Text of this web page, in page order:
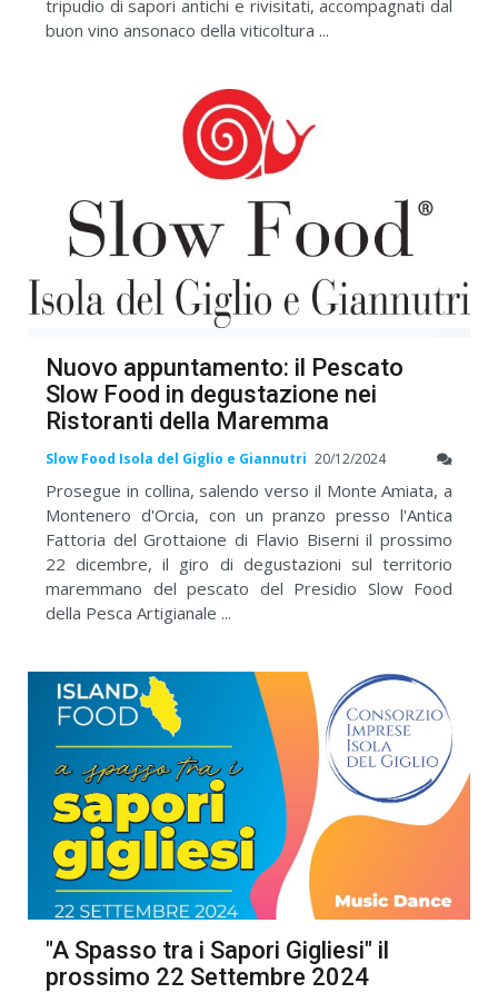
tripudio di sapori antichi e rivisitati, accompagnati dal
buon vino ansonaco della viticoltura ...
Nuovo appuntamento: il Pescato
Slow Food in degustazione nei
Ristoranti della Maremma
Slow Food Isola del Giglio e Giannutri 20/12/2024
Prosegue in collina, salendo verso il Monte Amiata, a
Montenero d'Orcia, con un pranzo presso l'Antica
Fattoria del Grottaione di Flavio Biserni il prossimo
22 dicembre, il giro di degustazioni sul territorio
maremmano del pescato del Presidio Slow Food
della Pesca Artigianale ...
"A Spasso tra i Sapori Gigliesi" il
prossimo 22 Settembre 2024